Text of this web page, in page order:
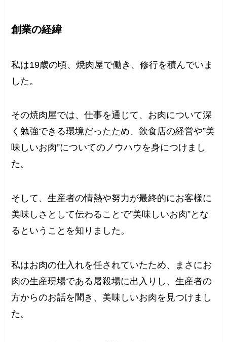
創業の経緯
私は19歳の頃、焼肉屋で働き、修行を積んでいま
した。
その焼肉屋では、仕事を通じて、お肉について深
く勉強できる環境だったため、飲食店の経営や”美
味しいお肉”についてのノウハウを身につけまし
た。
そして、生産者の情熱や努力が最終的にお客様に
美味しさとして伝わることで”美味しいお肉”とな
るということを知りました。
私はお肉の仕入れを任されていたため、まさにお
肉の生産現場である屠殺場に出入りし、生産者の
方からのお話を聞き、美味しいお肉を見つけまし
た。